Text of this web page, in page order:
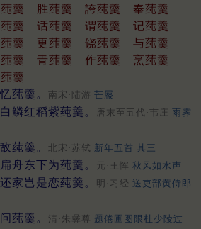
羹 胜莼羹 誇莼羹
奉莼羹
羹 话莼羹 谓莼羹
记莼羹
羹 更莼羹 饶莼羹
与莼羹
羹 青莼羹 作莼羹
烹莼羹
羹
莼羹。
南宋·陆游 芒屦
鳞红稻紫莼羹。 唐末至五代·韦庄 雨霁
莼羹。 北宋·苏轼 新年五首 其三
舟东下为莼羹。 元·王恽 秋风如水声
家岂是恋莼羹。 明·习经 送吏部黄侍郎
莼羹。 清·朱彝尊 题倦圃图限杜少陵过